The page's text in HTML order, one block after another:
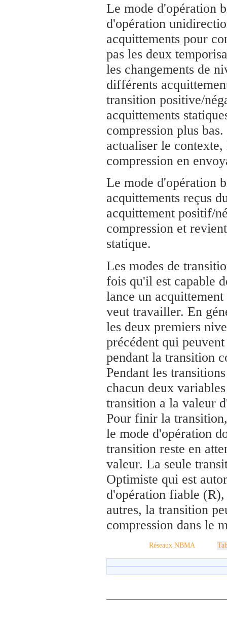
Le mode d'opération
d'opération
acquittements pour
pas les deux
les changements de
différents
transition positive/
acquittements
compression plus
actualiser le
compression en
Le mode d'opération
acquittements reçus
acquittement positif/
compression et
statique.
Les modes de
fois qu'il est capable
lance un
veut travailler. En
les deux premiers
précédent qui
pendant la transition
Pendant les
chacun deux
transition a la valeur
Pour finir la
le mode d'opération
transition reste en
valeur. La seule
Optimiste qui est
d'opération fiable
autres, la transition
compression dans le
Réseaux NBMA